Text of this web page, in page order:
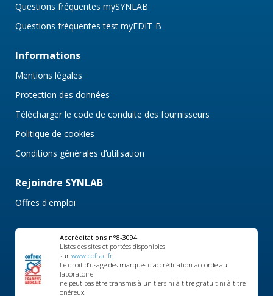
Questions fréquentes mySYNLAB
Questions fréquentes test myEDIT-B
Informations
Mentions légales
Protection des données
Télécharger le code de conduite des fournisseurs
Politique de cookies
Conditions générales d’utilisation
Rejoindre SYNLAB
Offres d'emploi
Accréditations n°8-3094
Listes des sites et portées disponibles
sur www.cofrac.fr
Le droit d’usage des marques d’accréditation accordé au
laboratoire
ne peut pas être transmis à un tiers ni à titre gratuit ni à titre
onéreux.